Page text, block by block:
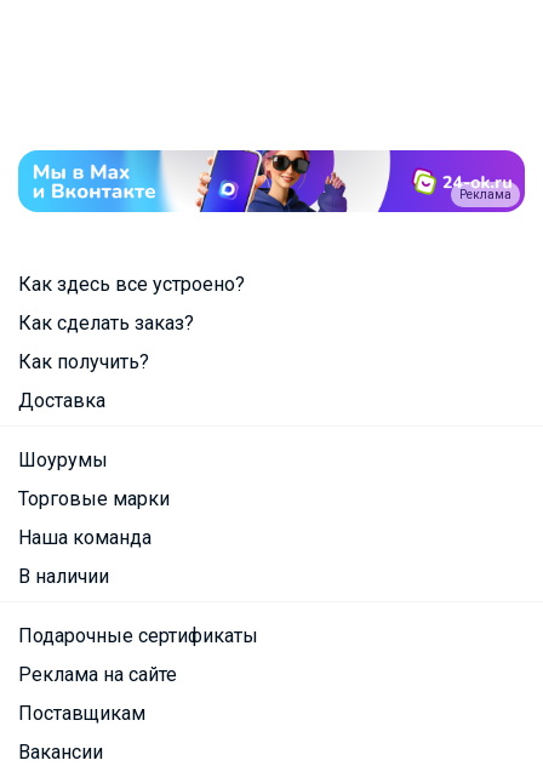
Реклама
Как здесь все устроено?
Как сделать заказ?
Как получить?
Доставка
Шоурумы
Торговые марки
Наша команда
В наличии
Подарочные сертификаты
Реклама на сайте
Поставщикам
Вакансии